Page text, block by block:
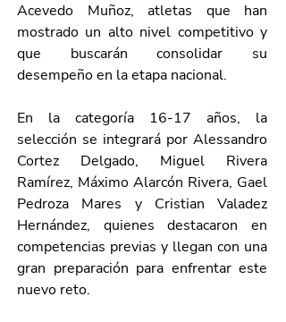
Acevedo Muñoz, atletas que han
mostrado un alto nivel competitivo y
que buscarán consolidar su
desempeño en la etapa nacional.
En la categoría 16-17 años, la
selección se integrará por Alessandro
Cortez Delgado, Miguel Rivera
Ramírez, Máximo Alarcón Rivera, Gael
Pedroza Mares y Cristian Valadez
Hernández, quienes destacaron en
competencias previas y llegan con una
gran preparación para enfrentar este
nuevo reto.